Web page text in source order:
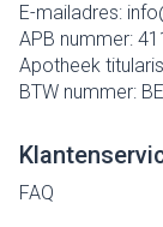
E-mailadres:
APB nummer:
Apotheek
BTW nummer:
FAQ